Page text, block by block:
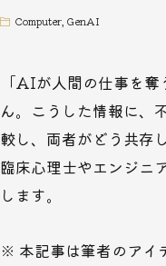
Computer GenAI
「AIが人間の仕事を
ん。こうした情報に、
較し、両者がどう共存
臨床心理士やエンジニ
します。
※ 本記事は筆者のアイ